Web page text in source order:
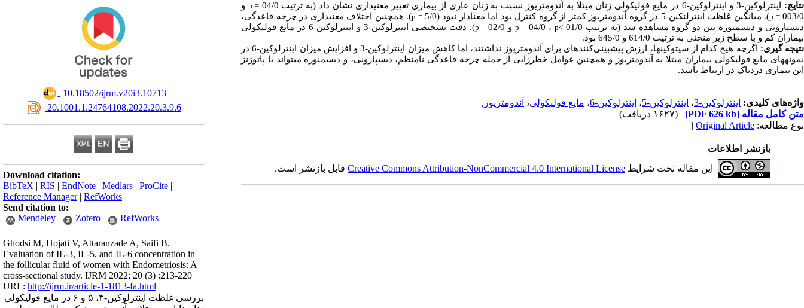
‎ 10.18502/ijrm.v20i3.10713
‎ 20.1001.1.24764108.2022.20.3.9.6
Download citation:
BibTeX | RIS | EndNote | Medlars | ProCite |
Reference Manager| RefWorks
Send citation to:
Mendeley
Zotero RefWorks
Ghodsi M, Hojati V, Attaranzade A, Saifi B.
Evaluation of IL-3, IL-5, and IL-6 concentration in
the follicular fluid of women with Endometriosis: A
cross-sectional study. IJRM 2022; 20 (3) :213-220
URL: http://ijrm.ir/article-1-1813-fa.html
بررسی غلظت اینترلوکین-۳، ۵ و ۶ در مایع فولیکولی
نتایج:
اینترلوکین-3 و اینترلوکین-6 در مایع فولیکولی زنان مبتلا به آندومتریوز نسبت به زنان عاری از بیماری تغییر معنی­داری نشان داد (به ترتیب 04/0 =
pو
003/0
=
p). میانگین غلظت اینترلئکین-5 در گروه آندومتریوز کمتر از گروه کنترل بود اما معنادار نبود (5/0 =
p). همچنین اختلاف معنی­داری در چرخه قاعدگی،
دیسپارونی و دیسمنوره بین دو گروه مشاهده شد (به ترتیب 01/0
>
p ، 04/0 p =و 02/0 =
p
). دقت تشخیصی اینترلوکین-3 و اینترلوکین-6 در مایع فولیکولی
بیماران کم و با سطح زیر منحنی به ترتیب 614/0 و 645/0 بود.
نتیجه ­گیری: اگرچه هیچ کدام از سیتوکین­ها، ارزش پیش­بینی
کننده­ای برای آندومتریوز نداشتند، اما کاهش میزان اینترلوکین-3 و افزایش میزان اینترلوکین-6 در
نمونه­های مایع فولیکولی بیماران مبتلا به آندومتریوز و همچنین عوامل خطرزایی از جمله چرخه قاعدگی نامنظم، دیسپارونی، و دیسمنوره می­تواند با پاتوژنز
این بیماری دردناک در ارتباط باشد.
واژه‌های کلیدی: اینترلوکین-3 ، اینترلوکین-5 ، اینترلوکین-6 ، مایع فولیکولی، آندومتریوز.
متن کامل مقاله [PDF 626 kb]
(۱۶۲۷ دریافت)
نوع مطالعه: Original Article
|
بازنشر اطلاعات
این مقاله تحت شرایط Creative Commons Attribution-NonCommercial 4.0 International Licenseقابل بازنشر است.